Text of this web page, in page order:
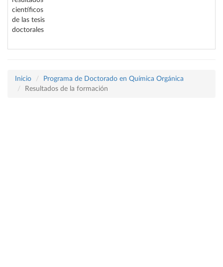
científicos
de las tesis
doctorales
Inicio
Programa de Doctorado en Química Orgánica
Resultados de la formación